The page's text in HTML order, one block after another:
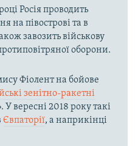
Росія проводить
на півострові та в
завозить військову
оборони.
Фіолент на бойове
зенітно-ракетні
У вересні 2018 року такі
Євпаторії, а наприкінці